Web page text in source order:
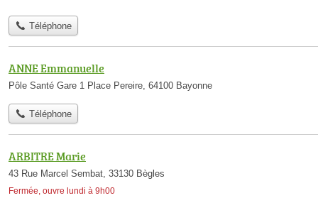
Téléphone
ANNE Emmanuelle
Pôle Santé Gare 1 Place Pereire, 64100 Bayonne
Téléphone
ARBITRE Marie
43 Rue Marcel Sembat, 33130 Bègles
Fermée, ouvre lundi à 9h00